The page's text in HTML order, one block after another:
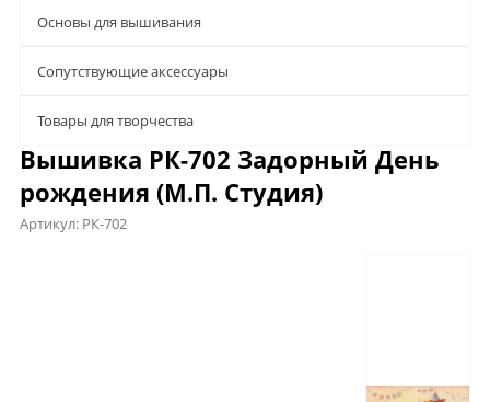
Основы для вышивания
Сопутствующие аксессуары
Товары для творчества
Вышивка РК-702 Задорный День
рождения (М.П. Студия)
Артикул: РК-702